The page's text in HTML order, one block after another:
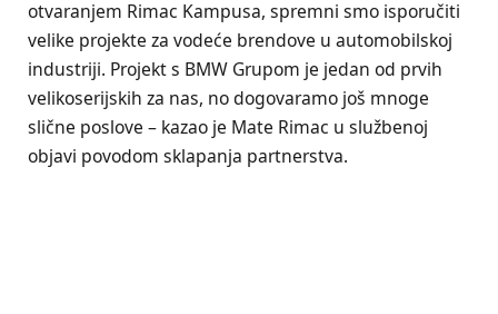
otvaranjem Rimac Kampusa, spremni smo isporučiti
velike projekte za vodeće brendove u automobilskoj
industriji. Projekt s BMW Grupom je jedan od prvih
velikoserijskih za nas, no dogovaramo još mnoge
slične poslove – kazao je Mate Rimac u službenoj
objavi povodom sklapanja partnerstva.